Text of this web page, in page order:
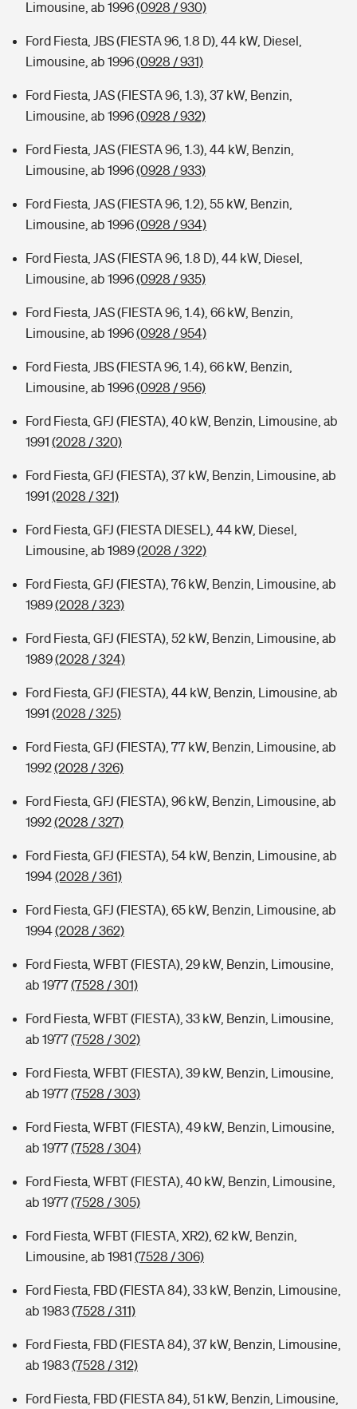
Limousine, ab 1996(0928 / 930)
Ford Fiesta, JBS (FIESTA 96, 1.8 D), 44 kW, Diesel,
Limousine, ab 1996(0928 / 931)
Ford Fiesta, JAS (FIESTA 96, 1.3), 37 kW, Benzin,
Limousine, ab 1996(0928 / 932)
Ford Fiesta, JAS (FIESTA 96, 1.3), 44 kW, Benzin,
Limousine, ab 1996(0928 / 933)
Ford Fiesta, JAS (FIESTA 96, 1.2), 55 kW, Benzin,
Limousine, ab 1996(0928 / 934)
Ford Fiesta, JAS (FIESTA 96, 1.8 D), 44 kW, Diesel,
Limousine, ab 1996(0928 / 935)
Ford Fiesta, JAS (FIESTA 96, 1.4), 66 kW, Benzin,
Limousine, ab 1996(0928 / 954)
Ford Fiesta, JBS (FIESTA 96, 1.4), 66 kW, Benzin,
Limousine, ab 1996(0928 / 956)
Ford Fiesta, GFJ (FIESTA), 40 kW, Benzin, Limousine, ab
1991 (2028 / 320)
Ford Fiesta, GFJ (FIESTA), 37 kW, Benzin, Limousine, ab
1991 (2028 / 321)
Ford Fiesta, GFJ (FIESTA DIESEL), 44 kW, Diesel,
Limousine, ab 1989(2028 / 322)
Ford Fiesta, GFJ (FIESTA), 76 kW, Benzin, Limousine, ab
1989(2028 / 323)
Ford Fiesta, GFJ (FIESTA), 52 kW, Benzin, Limousine, ab
1989(2028 / 324)
Ford Fiesta, GFJ (FIESTA), 44 kW, Benzin, Limousine, ab
1991 (2028 / 325)
Ford Fiesta, GFJ (FIESTA), 77 kW, Benzin, Limousine, ab
1992(2028 / 326)
Ford Fiesta, GFJ (FIESTA), 96 kW, Benzin, Limousine, ab
1992(2028 / 327)
Ford Fiesta, GFJ (FIESTA), 54 kW, Benzin, Limousine, ab
1994(2028 / 361)
Ford Fiesta, GFJ (FIESTA), 65 kW, Benzin, Limousine, ab
1994(2028 / 362)
Ford Fiesta, WFBT (FIESTA), 29 kW, Benzin, Limousine,
ab 1977(7528 / 301)
Ford Fiesta, WFBT (FIESTA), 33 kW, Benzin, Limousine,
ab 1977(7528 / 302)
Ford Fiesta, WFBT (FIESTA), 39 kW, Benzin, Limousine,
ab 1977(7528 / 303)
Ford Fiesta, WFBT (FIESTA), 49 kW, Benzin, Limousine,
ab 1977(7528 / 304)
Ford Fiesta, WFBT (FIESTA), 40 kW, Benzin, Limousine,
ab 1977(7528 / 305)
Ford Fiesta, WFBT (FIESTA, XR2), 62 kW, Benzin,
Limousine, ab 1981 (7528 / 306)
Ford Fiesta, FBD (FIESTA 84), 33 kW, Benzin, Limousine,
ab 1983(7528 / 311)
Ford Fiesta, FBD (FIESTA 84), 37 kW, Benzin, Limousine,
ab 1983(7528 / 312)
Ford Fiesta, FBD (FIESTA 84), 51 kW, Benzin, Limousine,